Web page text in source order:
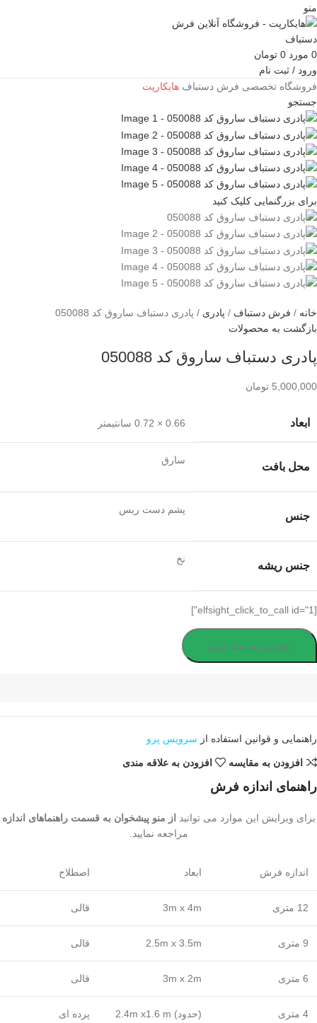
منو
0 مورد 0 تومان
ورود / ثبت نام
فروشگاه تخصصی فرش دستباف هایکارپت
جستجو
برای بزرگنمایی کلیک کنید
خانه فرش دستباف پادری
پادری دستباف ساروق کد 050088
بازگشت به محصولات
پادری دستباف ساروق کد 050088
5,000,000 تومان
ابعاد 0.66 × 0.72 سانتیمتر
محل بافت
سارق
جنس
پشم دست ریس
جنس ریشه
نخ
[elfsight_click_to_call id="1"]
افزودن به سبد خرید
راهنمایی و قوانین استفاده از سرویس پرو
افزودن به مقایسه افزودن به علاقه مندی
راهنمای اندازه فرش
برای ویرایش این موارد می توانید از منو پیشخوان به قسمت راهنماهای اندازه
مراجعه نمایید.
اندازه فرش ابعاد اصطلاح
12 متری 3m x 4m قالی
9 متری 2.5m x 3.5m قالی
6 متری 3m x 2m قالی
4 متری (حدود) 2.4m x1.6 m پرده ای